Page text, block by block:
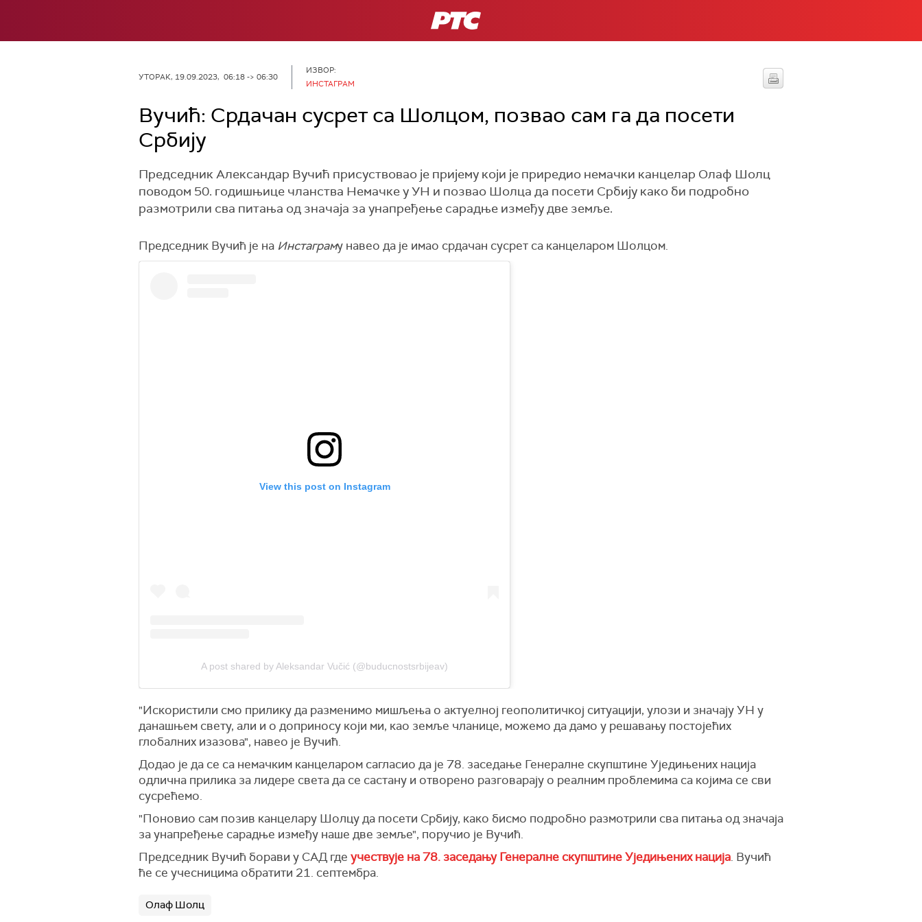
РТС
УТОРАК, 19.09.2023, 06:18 -> 06:30
ИЗВОР:
ИНСТАГРАМ
Вучић: Срдачан сусрет са Шолцом, позвао сам га да посети
Србију
Председник Александар Вучић присуствовао је пријему који је приредио немачки канцелар Олаф Шолц
поводом 50. годишњице чланства Немачке у УН и позвао Шолца да посети Србију како би подробно
размотрили сва питања од значаја за унапређење сарадње између две земље.
Председник Вучић је на Инстаграму навео да је имао срдачан сусрет са канцеларом Шолцом.
View this post on Instagram
A post shared by Aleksandar Vučić (@buducnostsrbijeav)
"Искористили смо прилику да разменимо мишљења о актуелној геополитичкој ситуацији, улози и значају УН у
данашњем свету, али и о доприносу који ми, као земље чланице, можемо да дамо у решавању постојећих
глобалних изазова", навео је Вучић.
Додао је да се са немачким канцеларом сагласио да је 78. заседање Генералне скупштине Уједињених нација
одлична прилика за лидере света да се састану и отворено разговарају о реалним проблемима са којима се сви
сусрећемо.
"Поновио сам позив канцелару Шолцу да посети Србију, како бисмо подробно размотрили сва питања од значаја
за унапређење сарадње између наше две земље", поручио је Вучић.
Председник Вучић борави у САД где учествује на 78. заседању Генералне скупштине Уједињених нација. Вучић
ће се учесницима обратити 21. септембра.
Олаф Шолц